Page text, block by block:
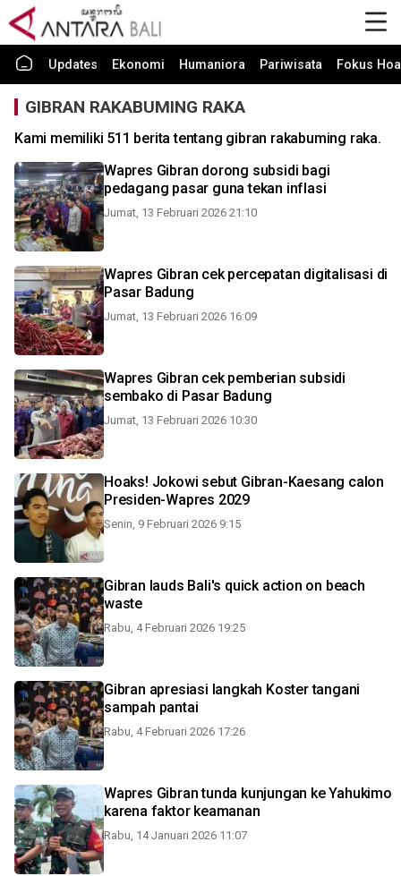
Updates Ekonomi Humaniora Pariwisata Fokus
GIBRAN RAKABUMING RAKA
Kami memiliki 511 berita tentang gibran rakabuming raka.
Wapres Gibran dorong subsidi bagi
pedagang pasar guna tekan inflasi
Jumat, 13 Februari 2026 21:10
Wapres Gibran cek percepatan digitalisasi di
Pasar Badung
Jumat, 13 Februari 2026 16:09
Wapres Gibran cek pemberian subsidi
sembako di Pasar Badung
Jumat, 13 Februari 2026 10:30
Hoaks! Jokowi sebut Gibran-Kaesang calon
Presiden-Wapres 2029
Senin, 9 Februari 2026 9:15
Gibran lauds Bali's quick action on beach
waste
Rabu, 4 Februari 2026 19:25
Gibran apresiasi langkah Koster tangani
sampah pantai
Rabu, 4 Februari 2026 17:26
Wapres Gibran tunda kunjungan ke Yahukimo
karena faktor keamanan
Rabu, 14 Januari 2026 11:07